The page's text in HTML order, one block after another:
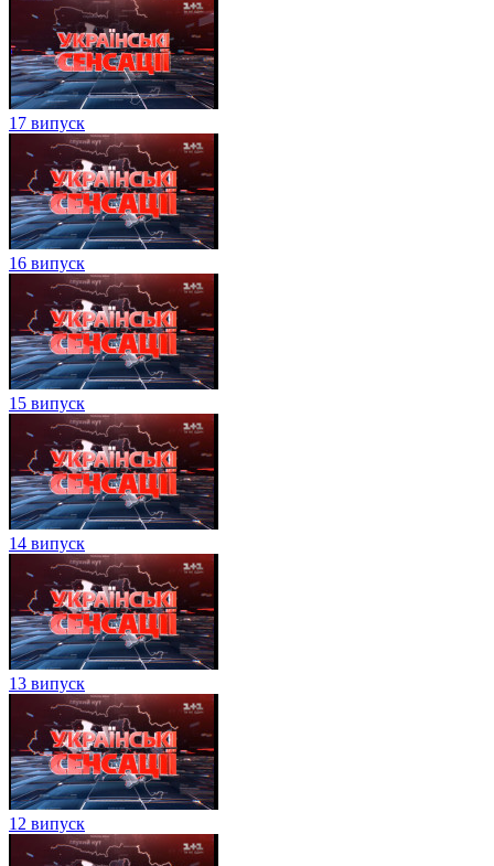
17 випуск
16 випуск
15 випуск
14 випуск
13 випуск
12 випуск